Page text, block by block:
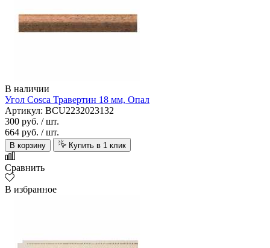
В наличии
Угол Cosca Травертин 18 мм, Опал
Артикул: BCU2232023132
300 руб. / шт.
664 руб. / шт.
В корзину Купить в 1 клик
Сравнить
В избранное